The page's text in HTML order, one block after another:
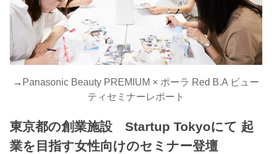
→ Panasonic Beauty PREMIUM × ポーラ Red B.A ビュー
ティセミナーレポート
東京都の創業施設 Startup Tokyoにて 起
業を目指す女性向けのセミナー登壇